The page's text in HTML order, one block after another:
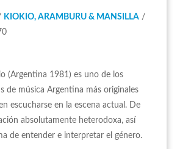
KIOKIO, ARAMBURU & MANSILLA /
(Argentina 1981) es uno de los
de música Argentina más originales
escucharse en la escena actual. De
absolutamente heterodoxa, así
de entender e interpretar el género.